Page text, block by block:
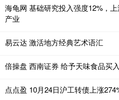
海龟网 基础研究投入强度12%，
产业
易云达 激活地方经典艺术语汇
倍操盘 西南证券 给予天味食品买
点点盈 10月24日沪工转债上涨